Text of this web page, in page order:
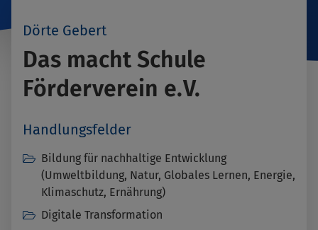
Dörte Gebert
Das macht Schule
Förderverein e.V.
Handlungsfelder
Bildung für nachhaltige Entwicklung
(Umweltbildung, Natur, Globales Lernen, Energie,
Klimaschutz, Ernährung)
Digitale Transformation